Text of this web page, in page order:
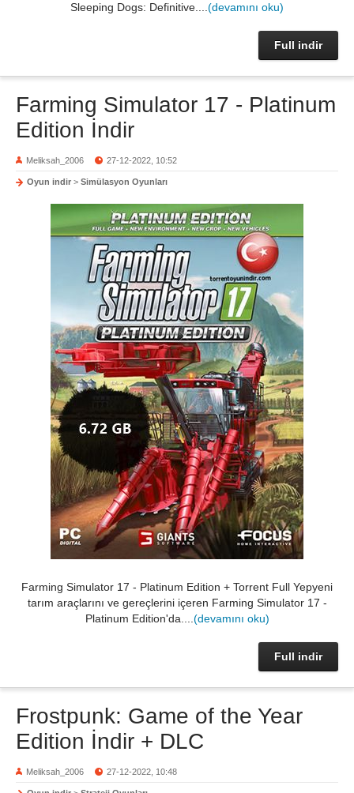
Sleeping Dogs: Definitive.... (devamını oku)
Full indir
Farming Simulator 17 - Platinum
Edition İndir
Meliksah_2006 27-12-2022, 10:52
Oyun indir > Simülasyon Oyunları
Farming Simulator 17 - Platinum Edition + Torrent Full Yepyeni
tarım araçlarını ve gereçlerini içeren Farming Simulator 17 -
Platinum Edition'da.... (devamını oku)
Full indir
Frostpunk: Game of the Year
Edition İndir + DLC
Meliksah_2006 27-12-2022, 10:48